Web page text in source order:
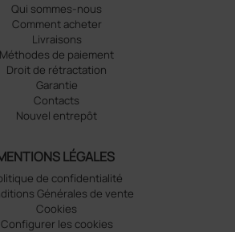
Qui sommes-nous
Comment acheter
Livraisons
Méthodes de paiement
Droit de rétractation
Garantie
Contacts
Nouvel entrepôt
LÉGALES
de confidentialité
Générales de vente
Cookies
Configurer les cookies